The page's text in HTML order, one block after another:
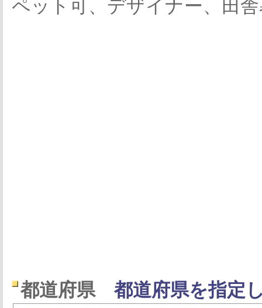
ペット可、デザイナー、田
都道府県 都道府県を指定